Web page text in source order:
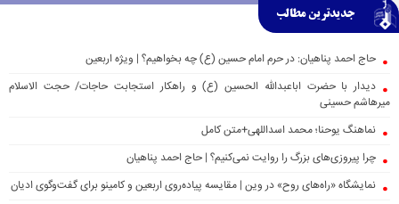
جدیدترین مطالب
حاج احمد پناهیان: در حرم امام حسین (ع) چه بخواهیم؟ | ویژه اربعین
دیدار با حضرت اباعبدالله الحسین (ع) و راهکار استجابت حاجات/ حجت الاسلام
میرهاشم حسینی
نماهنگ یوحنا؛ محمد اسداللهی+متن کامل
چرا پیروزی‌های بزرگ را روایت نمی‌کنیم؟ | حاج احمد پناهیان
نمایشگاه «راه‌های روح» در وین | مقایسه پیاده‌روی اربعین و کامینو برای گفت‌وگوی ادیان